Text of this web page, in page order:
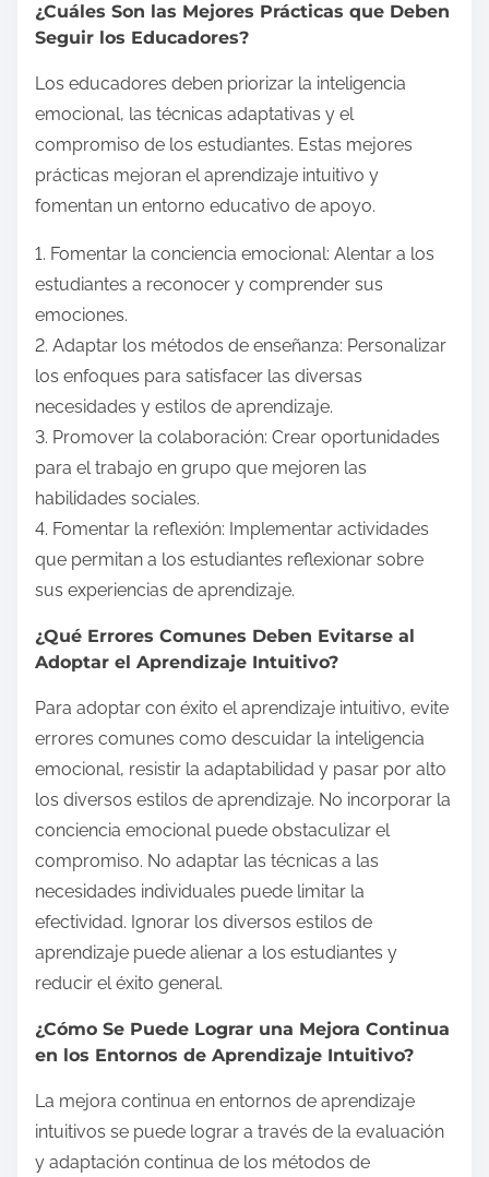
¿Cuáles Son las Mejores Prácticas que Deben
Seguir los Educadores?
Los educadores deben priorizar la inteligencia
emocional, las técnicas adaptativas y el
compromiso de los estudiantes. Estas mejores
prácticas mejoran el aprendizaje intuitivo y
fomentan un entorno educativo de apoyo.
1. Fomentar la conciencia emocional: Alentar a los
estudiantes a reconocer y comprender sus
emociones.
2. Adaptar los métodos de enseñanza: Personalizar
los enfoques para satisfacer las diversas
necesidades y estilos de aprendizaje.
3. Promover la colaboración: Crear oportunidades
para el trabajo en grupo que mejoren las
habilidades sociales.
4. Fomentar la reflexión: Implementar actividades
que permitan a los estudiantes reflexionar sobre
sus experiencias de aprendizaje.
¿Qué Errores Comunes Deben Evitarse al
Adoptar el Aprendizaje Intuitivo?
Para adoptar con éxito el aprendizaje intuitivo, evite
errores comunes como descuidar la inteligencia
emocional, resistir la adaptabilidad y pasar por alto
los diversos estilos de aprendizaje. No incorporar la
conciencia emocional puede obstaculizar el
compromiso. No adaptar las técnicas a las
necesidades individuales puede limitar la
efectividad. Ignorar los diversos estilos de
aprendizaje puede alienar a los estudiantes y
reducir el éxito general.
¿Cómo Se Puede Lograr una Mejora Continua
en los Entornos de Aprendizaje Intuitivo?
La mejora continua en entornos de aprendizaje
intuitivos se puede lograr a través de la evaluación
y adaptación continua de los métodos de